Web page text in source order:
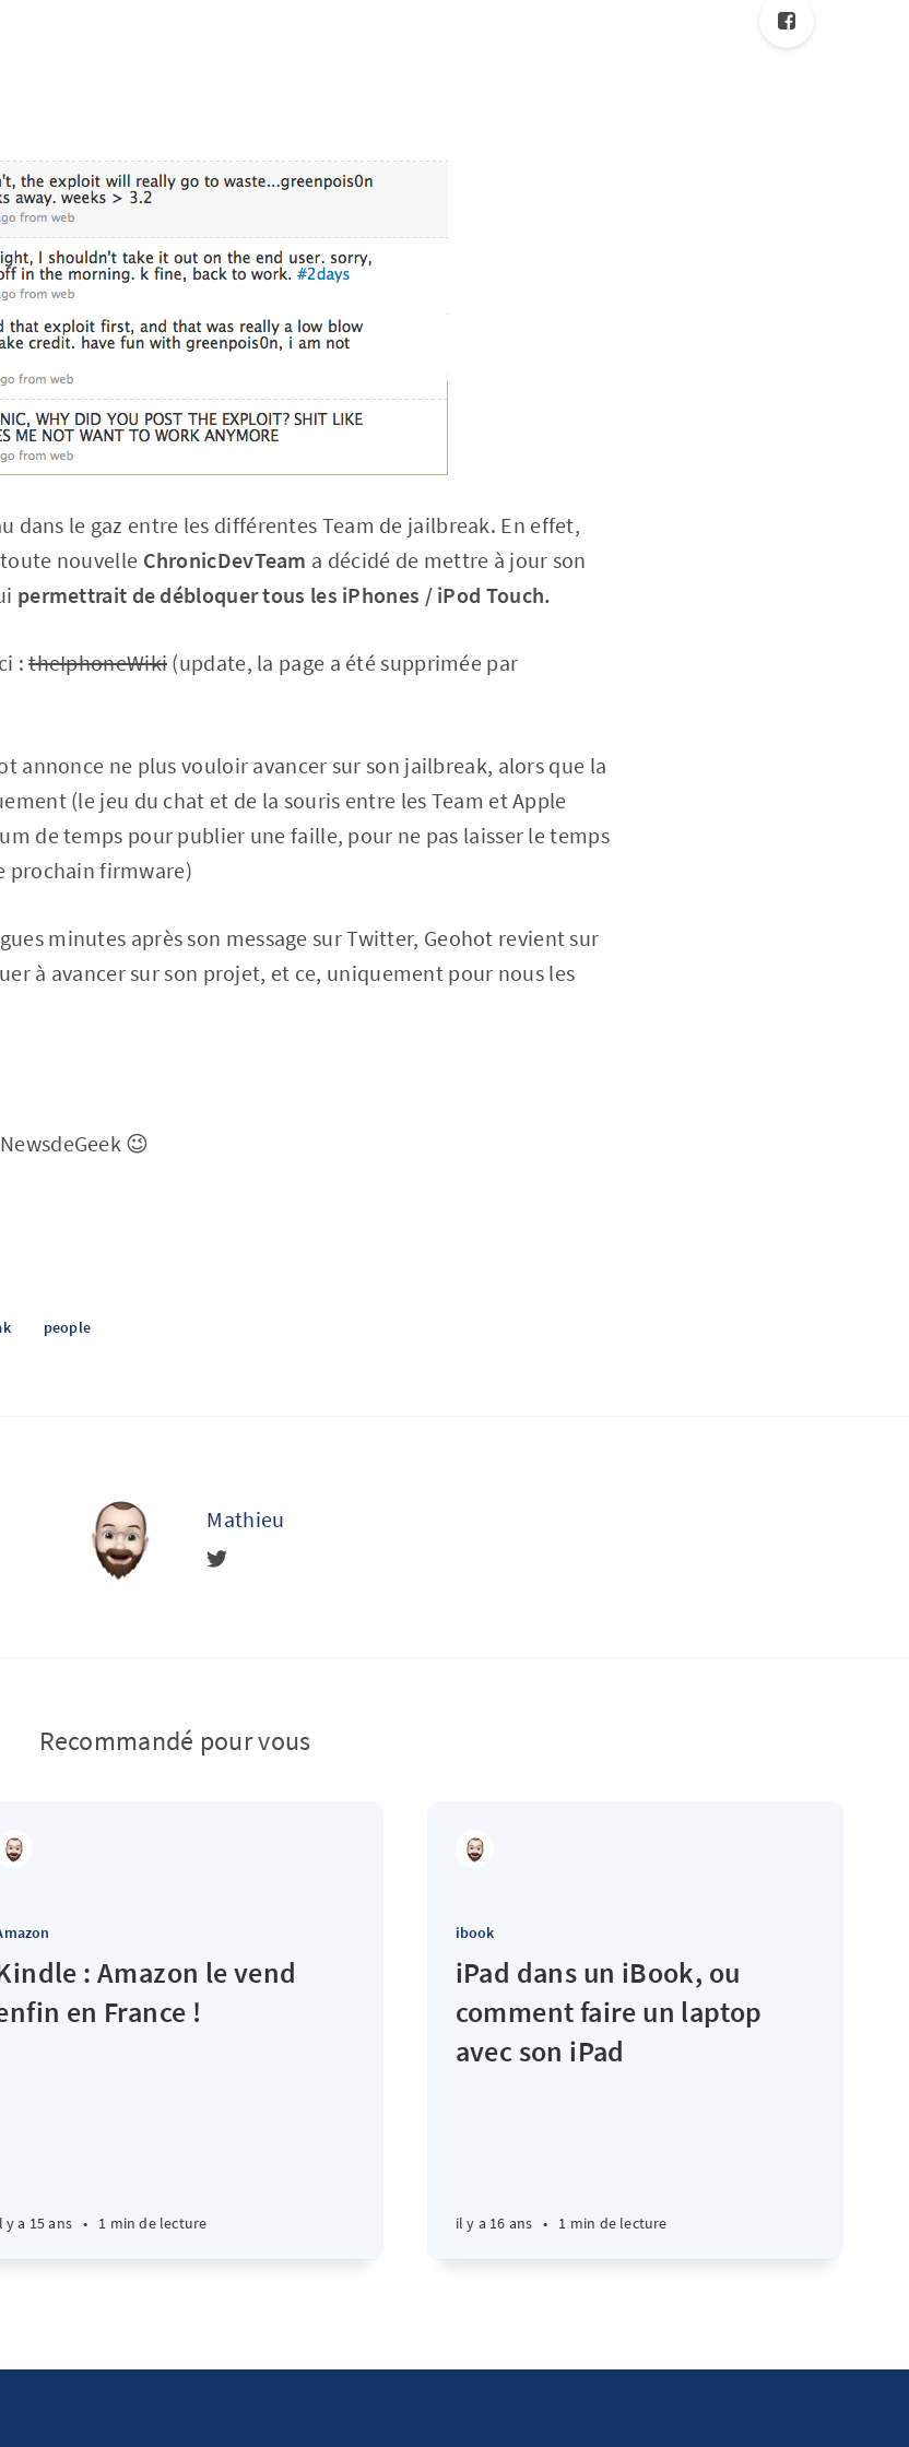
dans le gaz entre les différentes Team de jailbreak. En effet,
nouvelle ChronicDevTeam a décidé de mettre à jour son
permettrait de débloquer tous les iPhones / iPod Touch.
:theIphoneWiki (update, la page a été supprimée par
annonce ne plus vouloir avancer sur son jailbreak, alors que la
(le jeu du chat et de la souris entre les Team et Apple
de temps pour publier une faille, pour ne pas laisser le temps
prochain firmware)
minutes après son message sur Twitter, Geohot revient sur
à avancer sur son projet, et ce, uniquement pour nous les
😉
people
Mathieu
Recommandé pour vous
: Amazon le vend
en France !
y a 15 ans • 1 min de lecture
ibook
iPad dans un iBook, ou
comment faire un laptop
avec son iPad
il y a 16 ans • 1 min de lecture